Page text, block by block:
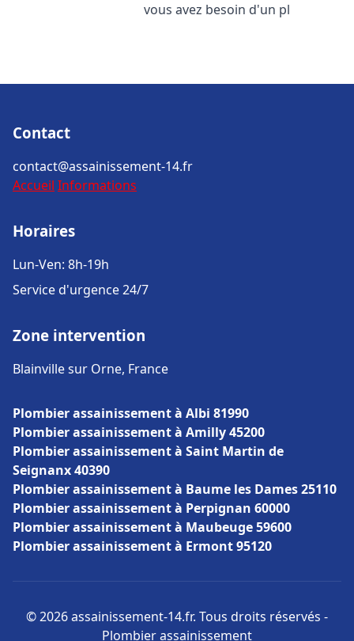
vous avez besoin d'un pl
Contact
contact@assainissement-14.fr
Accueil Informations
Horaires
Lun-Ven: 8h-19h
Service d'urgence 24/7
Zone intervention
Blainville sur Orne, France
Plombier assainissement à Albi 81990
Plombier assainissement à Amilly 45200
Plombier assainissement à Saint Martin de
Seignanx 40390
Plombier assainissement à Baume les Dames 25110
Plombier assainissement à Perpignan 60000
Plombier assainissement à Maubeuge 59600
Plombier assainissement à Ermont 95120
© 2026 assainissement-14.fr. Tous droits réservés -
Plombier assainissement